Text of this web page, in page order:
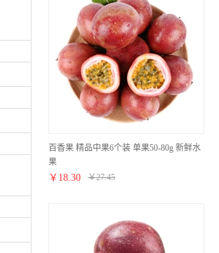
百香果 精品中果6个装 单果50-80g 新鲜水
果
￥ 18.30 ￥27.45